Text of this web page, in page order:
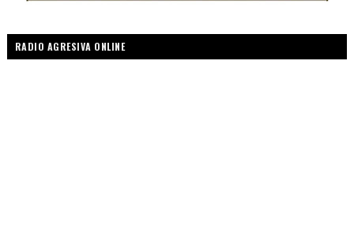
RADIO AGRESIVA ONLINE